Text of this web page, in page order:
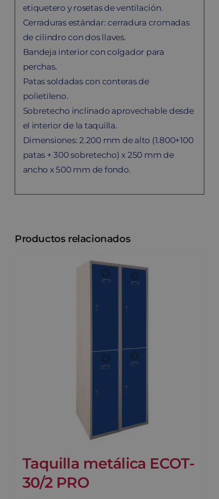
etiquetero y rosetas de ventilación.
Cerraduras estándar: cerradura cromadas
de cilindro con dos llaves.
Bandeja interior con colgador para
perchas.
Patas soldadas con conteras de
polietileno.
Sobretecho inclinado aprovechable desde
el interior de la taquilla.
Dimensiones: 2.200 mm de alto (1.800+100
patas + 300 sobretecho) x 250 mm de
ancho x 500 mm de fondo.
Productos relacionados
Taquilla metálica ECOT-
30/2 PRO